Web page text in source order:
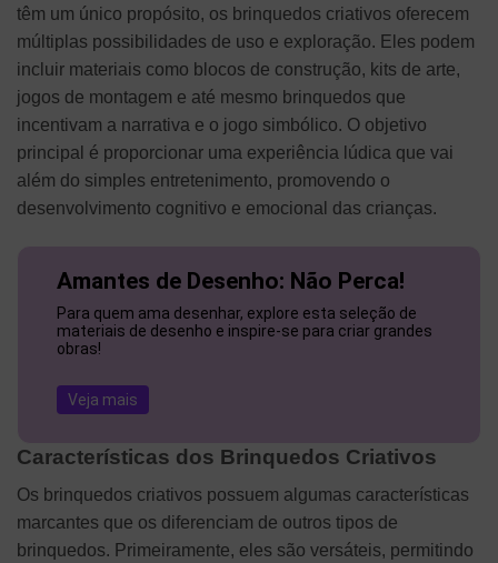
têm um único propósito, os brinquedos criativos oferecem
múltiplas possibilidades de uso e exploração. Eles podem
incluir materiais como blocos de construção, kits de arte,
jogos de montagem e até mesmo brinquedos que
incentivam a narrativa e o jogo simbólico. O objetivo
principal é proporcionar uma experiência lúdica que vai
além do simples entretenimento, promovendo o
desenvolvimento cognitivo e emocional das crianças.
Amantes de Desenho: Não Perca!
Para quem ama desenhar, explore esta seleção de
materiais de desenho e inspire-se para criar grandes
obras!
Veja mais
Características dos Brinquedos Criativos
Os brinquedos criativos possuem algumas características
marcantes que os diferenciam de outros tipos de
brinquedos. Primeiramente, eles são versáteis, permitindo